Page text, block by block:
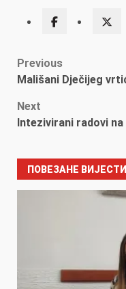
Post
Previous
Mališani Dječijeg
Next
Intezivirani radovi
ПОВЕЗАНЕ ВИЈЕСТИ